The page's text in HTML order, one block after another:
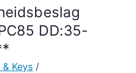
DD:35-
Keys